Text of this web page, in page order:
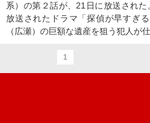
系）の第２話が、21日に放送され
放送されたドラマ「探偵が早すぎ
（広瀬）の巨額な遺産を狙う犯人が
1